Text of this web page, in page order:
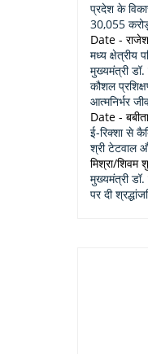
प्रदेश के
30,055
Date -
मध्य क्षेत्रीय
मुख्यमंत्री डॉ.
कौशल
आत्मनिर्भर
Date -
ई-रिक्शा से
श्री टेटवाल
मिश्रा/शिवम
मुख्यमंत्री डॉ.
पर दी